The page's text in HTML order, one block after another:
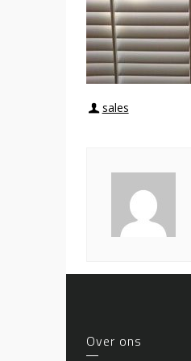
sales
Over ons